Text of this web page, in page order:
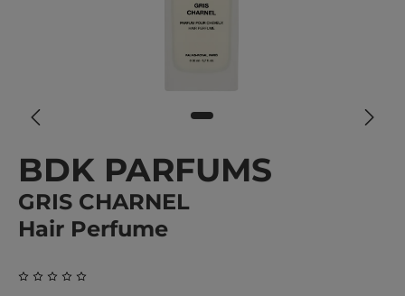
BDK PARFUMS
GRIS CHARNEL
Hair Perfume